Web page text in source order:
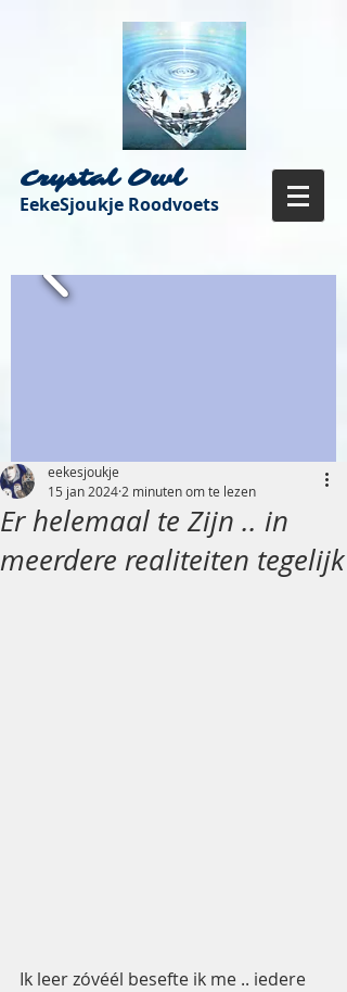
Crystal Owl
EekeSjoukje Roodvoets
Er helemaal te Zijn .. in
meerdere realiteiten tegelijk
eekesjoukje
15 jan 2024 2 minuten om te lezen
Ik leer zóvéél besefte ik me .. iedere